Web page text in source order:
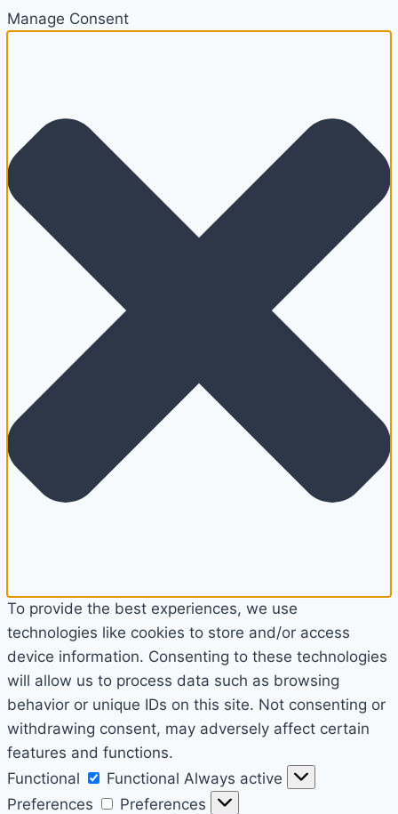
Manage Consent
To provide the best experiences, we use
technologies like cookies to store and/or access
device information. Consenting to these technologies
will allow us to process data such as browsing
behavior or unique IDs on this site. Not consenting or
withdrawing consent, may adversely affect certain
features and functions.
Functional
Functional Always active
Preferences
Preferences